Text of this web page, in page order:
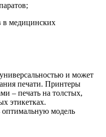
в медицинских
и может
печати. Принтеры
– печать на толстых,
этикетках.
оптимальную модель